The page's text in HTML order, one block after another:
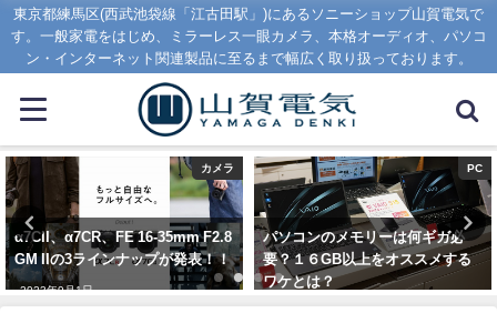
東京都練馬区(西武池袋線「江古田駅」)にあるソニーショップ山賀電気で
す。一般家電をはじめ、ミラーレス一眼カメラ、本格オーディオ、パソコ
ン・インターネット関連製品に至るまで幅広く取り扱っております。
カメラ
α7CII、α7CR、FE 16-35mm F2.8
GM IIの3ラインナップが発表！！
2023年9月1日
PC
パソコンのメモリーは何ギガ必
要？１６GB以上をオススメする
ワケとは？